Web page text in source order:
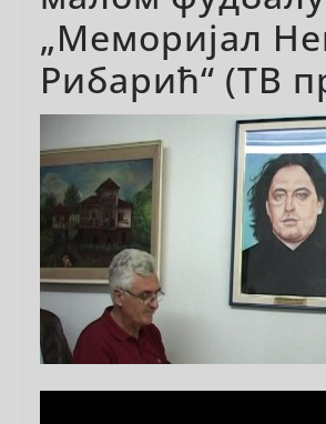
„Меморијал
Рибарић“ (ТВ